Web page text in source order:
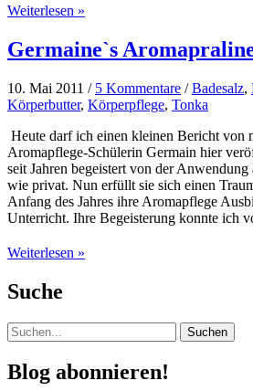
Rosenprojekt
der
Arbeit
demenziell
Erkrankten
Weiterlesen »
Germaine`s
10. Mai 2011 / 5 Kommentare /Badesalz,
Körperbutter, Körperpflege, Tonka
Heute darf ich einen kleinen Bericht von
Aromapflege-Schülerin Germain hier
seit Jahren begeistert von der
wie privat. Nun erfüllt sie sich einen
Anfang des Jahres ihre Aromapflege
Unterricht. Ihre Begeisterung konnte ich
Germaine`s
Weiterlesen »
Suche
Suchen
nach:
Blog abonnieren!